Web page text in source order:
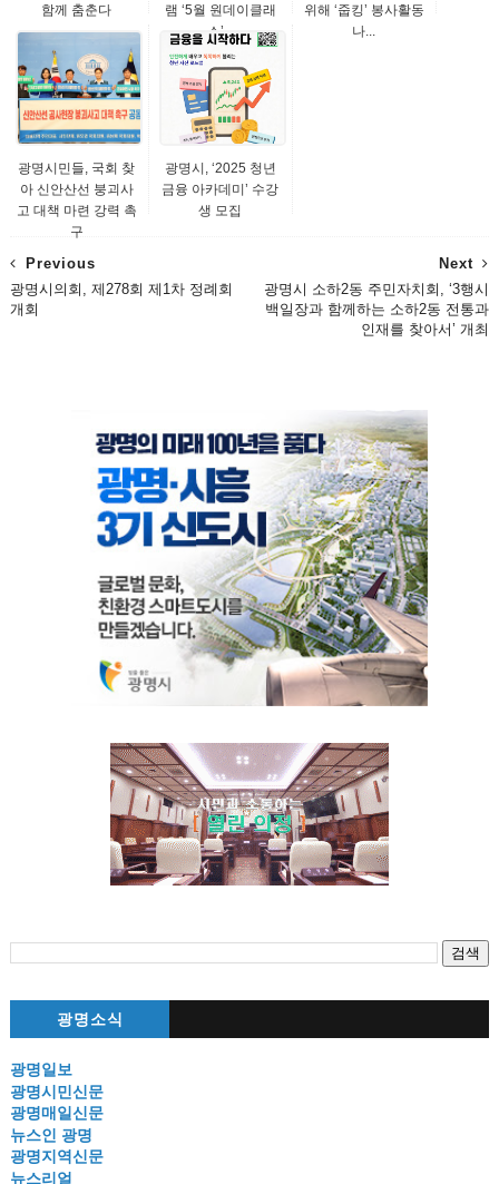
함께 춤춘다
램 ‘5월 원데이클래
스’...
위해 ‘줍킹’ 봉사활동
나...
광명시민들, 국회 찾
아 신안산선 붕괴사
고 대책 마련 강력 촉
구
광명시, ‘2025 청년
금융 아카데미’ 수강
생 모집
Next
광명시 소하2동 주민자치회, ‘3행시
백일장과 함께하는 소하2동 전통과
인재를 찾아서’ 개최
Previous
광명시의회, 제278회 제1차 정례회
개회
광명소식
광명일보
광명시민신문
광명매일신문
뉴스인 광명
광명지역신문
뉴스리얼